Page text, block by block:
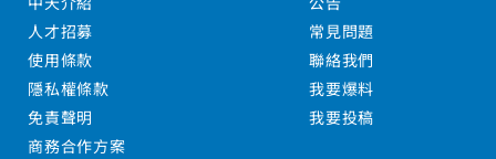
中天介紹
人才招募
使用條款
隱私權條款
免責聲明
商務合作方案
公告
常見問題
聯絡我們
我要爆料
我要投稿